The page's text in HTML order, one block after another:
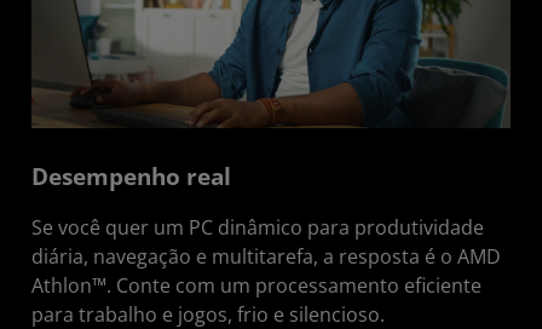
Desempenho real
Se você quer um PC dinâmico para produtividade
diária, navegação e multitarefa, a resposta é o AMD
Athlon™. Conte com um processamento eficiente
para trabalho e jogos, frio e silencioso.